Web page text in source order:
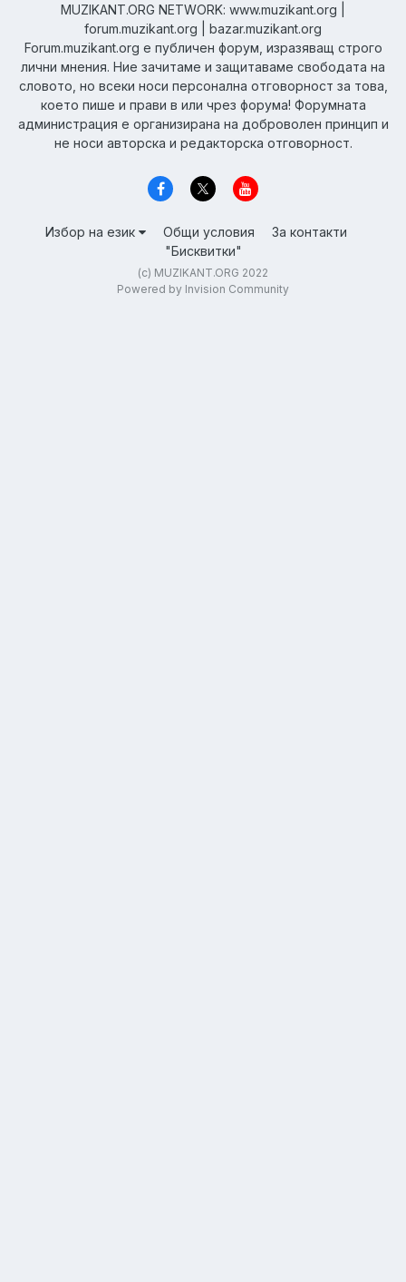
MUZIKANT.ORG NETWORK: www.muzikant.org |
forum.muzikant.org | bazar.muzikant.org
Forum.muzikant.org е публичен форум, изразяващ строго
лични мнения. Ние зачитаме и защитаваме свободата на
словото, но всеки носи персонална отговорност за това,
което пише и прави в или чрез форума! Форумната
администрация е организирана на доброволен принцип и
не носи авторска и редакторска отговорност.
Избор на език Общи условия
За контакти
"Бисквитки"
(c) MUZIKANT.ORG 2022
Powered by Invision Community